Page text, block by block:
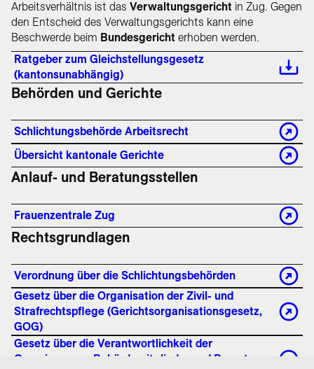
Arbeitsverhältnis ist das Verwaltungsgericht in Zug. Gegen
den Entscheid des Verwaltungsgerichts kann eine
Beschwerde beim Bundesgericht erhoben werden.
Ratgeber zum Gleichstellungsgesetz
(kantonsunabhängig)
Behörden und Gerichte
Schlichtungsbehörde Arbeitsrecht
Übersicht kantonale Gerichte
Anlauf- und Beratungsstellen
Frauenzentrale Zug
Rechtsgrundlagen
Verordnung über die Schlichtungsbehörden
Gesetz über die Organisation der Zivil- und
Strafrechtspflege (Gerichtsorganisationsgesetz,
GOG)
Gesetz über die Verantwortlichkeit der
Gemeinwesen, Behördemitglieder und Beamten